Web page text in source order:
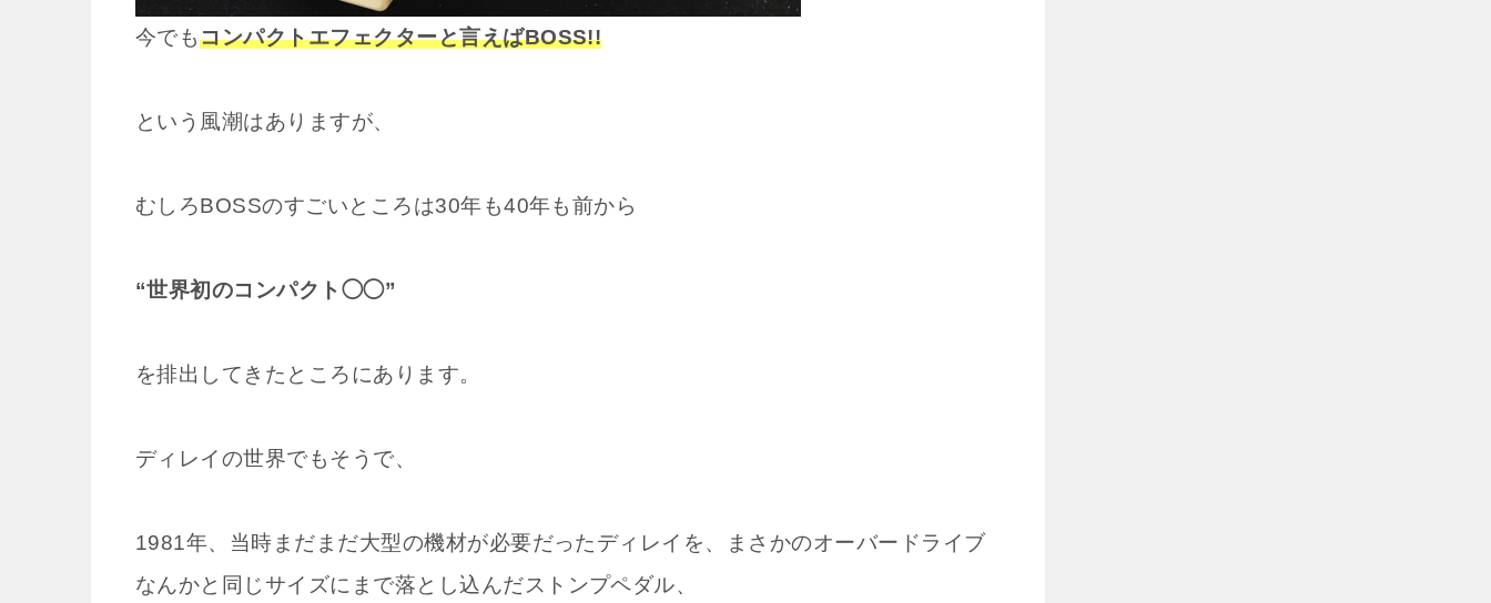
今でもコンパクトエフェクターと言えばBOSS!!
という風潮はありますが、
むしろBOSSのすごいところは30年も40年も前から
“世界初のコンパクト◯◯”
を排出してきたところにあります。
ディレイの世界でもそうで、
1981年、当時まだまだ大型の機材が必要だったディレイを、まさかのオーバードライブ
なんかと同じサイズにまで落とし込んだストンプペダル、